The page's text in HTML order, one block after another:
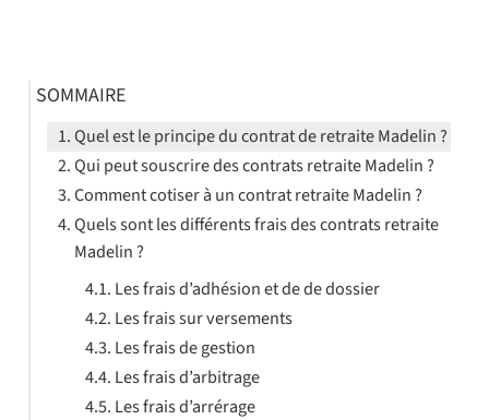
SOMMAIRE
Quel est le principe du contrat de retraite Madelin ?
Qui peut souscrire des contrats retraite Madelin ?
Comment cotiser à un contrat retraite Madelin ?
Quels sont les différents frais des contrats retraite
Madelin ?
Les frais d’adhésion et de de dossier
Les frais sur versements
Les frais de gestion
Les frais d’arbitrage
Les frais d’arrérage